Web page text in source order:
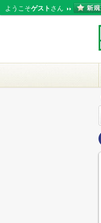
ようこそゲスト さん